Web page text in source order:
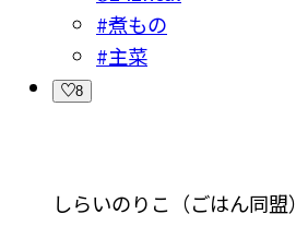
#煮もの
#主菜
8
しらいのりこ（ごはん同盟）